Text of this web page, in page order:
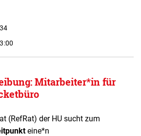
Mitarbeiter*in für
(RefRat) der HU sucht zum
eine*n